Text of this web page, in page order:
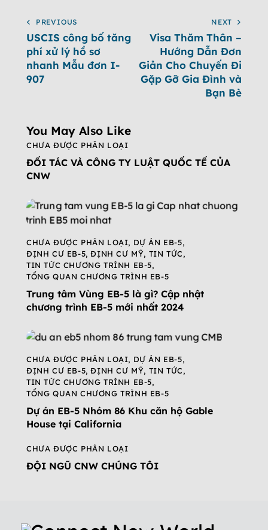
PREVIOUS
USCIS công bố tăng
phí xử lý hồ sơ
nhanh Mẫu đơn I-
907
NEXT
Visa Thăm Thân –
Hướng Dẫn Đơn
Giản Cho Chuyến Đi
Gặp Gỡ Gia Đình và
Bạn Bè
You May Also Like
CHƯA ĐƯỢC PHÂN LOẠI
ĐỐI TÁC VÀ CÔNG TY LUẬT QUỐC TẾ CỦA
CNW
CHƯA ĐƯỢC PHÂN LOẠI, DỰ ÁN EB-5,
ĐỊNH CƯ EB-5,ĐỊNH CƯ MỸ, TIN TỨC,
TIN TỨC CHƯƠNG TRÌNH EB-5,
TỔNG QUAN CHƯƠNG TRÌNH EB-5
Trung tâm Vùng EB-5 là gì? Cập nhật
chương trình EB-5 mới nhất 2024
CHƯA ĐƯỢC PHÂN LOẠI, DỰ ÁN EB-5,
ĐỊNH CƯ EB-5,ĐỊNH CƯ MỸ, TIN TỨC,
TIN TỨC CHƯƠNG TRÌNH EB-5,
TỔNG QUAN CHƯƠNG TRÌNH EB-5
Dự án EB-5 Nhóm 86 Khu căn hộ Gable
House tại California
CHƯA ĐƯỢC PHÂN LOẠI
ĐỘI NGŨ CNW CHÚNG TÔI